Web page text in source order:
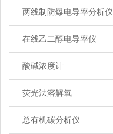
两线制防爆电导率分析仪
在线乙二醇电导率仪
酸碱浓度计
荧光法溶解氧
总有机碳分析仪